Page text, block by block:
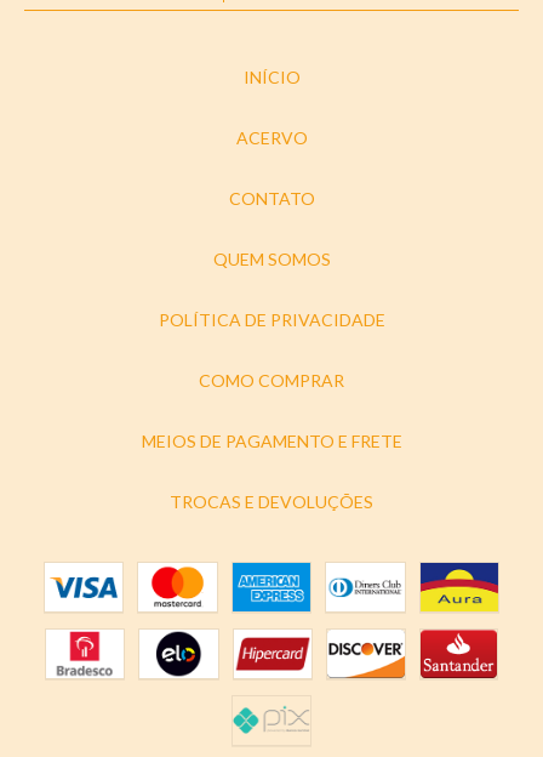
INÍCIO
ACERVO
CONTATO
QUEM SOMOS
POLÍTICA DE PRIVACIDADE
COMO COMPRAR
MEIOS DE PAGAMENTO E FRETE
TROCAS E DEVOLUÇÕES